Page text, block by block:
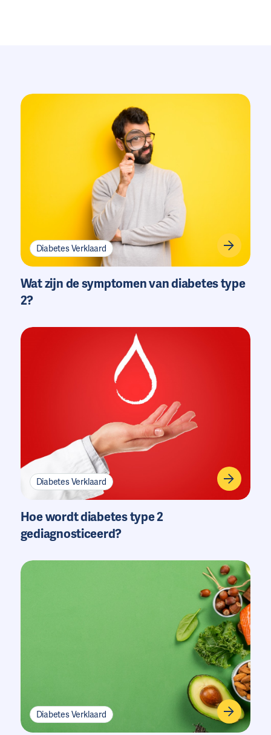
Diabetes Verklaard
Wat zijn de symptomen van diabetes type
2?
Diabetes Verklaard
Hoe wordt diabetes type 2
gediagnosticeerd?
Diabetes Verklaard